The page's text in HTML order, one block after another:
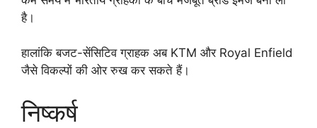
है।
हालांकि बजट-सेंसिटिव ग्राहक अब KTM और Royal Enfield
जैसे विकल्पों की ओर रुख कर सकते हैं।
निष्कर्ष